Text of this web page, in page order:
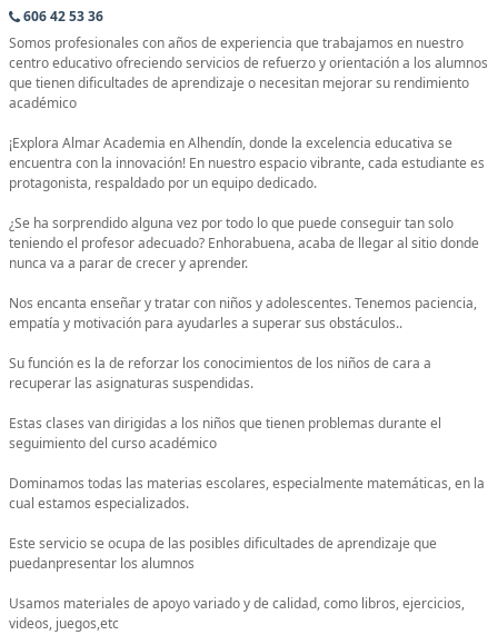
606 42 53 36
Somos profesionales con años de experiencia que trabajamos en nuestro
centro educativo ofreciendo servicios de refuerzo y orientación a los alumnos
que tienen dificultades de aprendizaje o necesitan mejorar su rendimiento
académico
¡Explora Almar Academia en Alhendín, donde la excelencia educativa se
encuentra con la innovación! En nuestro espacio vibrante, cada estudiante es
protagonista, respaldado por un equipo dedicado.
¿Se ha sorprendido alguna vez por todo lo que puede conseguir tan solo
teniendo el profesor adecuado? Enhorabuena, acaba de llegar al sitio donde
nunca va a parar de crecer y aprender.
Nos encanta enseñar y tratar con niños y adolescentes. Tenemos paciencia,
empatía y motivación para ayudarles a superar sus obstáculos..
Su función es la de reforzar los conocimientos de los niños de cara a
recuperar las asignaturas suspendidas.
Estas clases van dirigidas a los niños que tienen problemas durante el
seguimiento del curso académico
Dominamos todas las materias escolares, especialmente matemáticas, en la
cual estamos especializados.
Este servicio se ocupa de las posibles dificultades de aprendizaje que
puedanpresentar los alumnos
Usamos materiales de apoyo variado y de calidad, como libros, ejercicios,
videos, juegos,etc